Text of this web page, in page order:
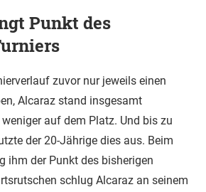
Punkt des
zuvor nur jeweils einen
Alcaraz stand insgesamt
auf dem Platz. Und bis zu
der 20-Jährige dies aus. Beim
ihm der Punkt des bisherigen
schlug Alcaraz an seinem